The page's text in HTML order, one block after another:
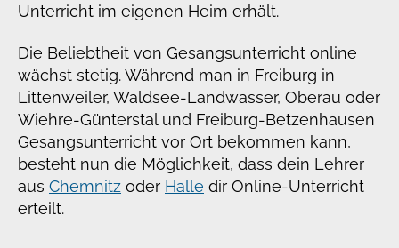
Unterricht im eigenen Heim erhält.
Die Beliebtheit von Gesangsunterricht online
wächst stetig. Während man in Freiburg in
Littenweiler, Waldsee-Landwasser, Oberau oder
Wiehre-Günterstal und Freiburg-Betzenhausen
Gesangsunterricht vor Ort bekommen kann,
besteht nun die Möglichkeit, dass dein Lehrer
aus Chemnitz oder Halle dir Online-Unterricht
erteilt.